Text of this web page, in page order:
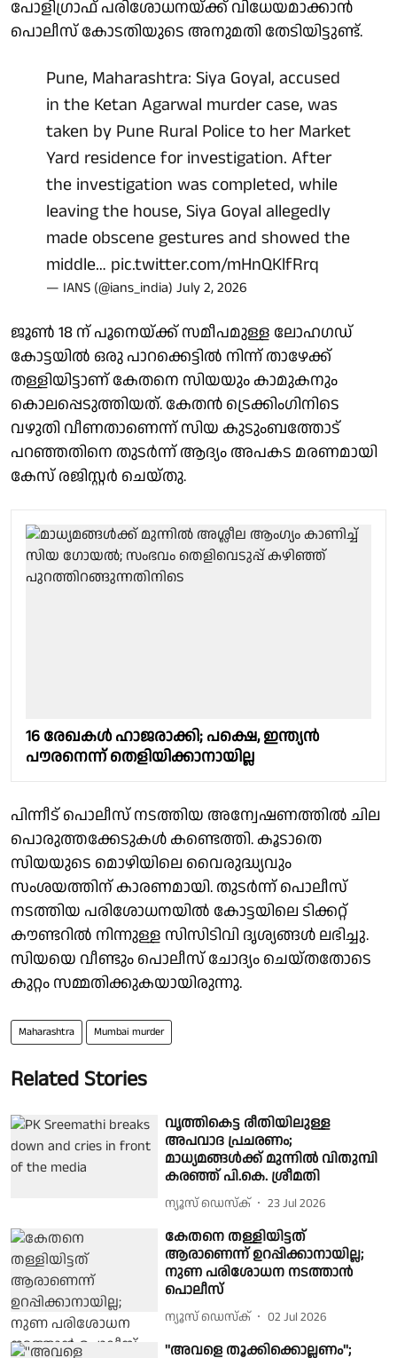
പോളിഗ്രാഫ് പരിശോധനയ്ക്ക് വിധേയമാക്കാന്‍
പൊലീസ് കോടതിയുടെ അനുമതി തേടിയിട്ടുണ്ട്.
Pune, Maharashtra: Siya Goyal, accused
in the Ketan Agarwal murder case, was
taken by Pune Rural Police to her Market
Yard residence for investigation. After
the investigation was completed, while
leaving the house, Siya Goyal allegedly
made obscene gestures and showed the
middle… pic.twitter.com/mHnQKlfRrq
— IANS (@ians_india) July 2, 2026
ജൂണ്‍ 18 ന് പൂനെയ്ക്ക് സമീപമുള്ള ലോഹഗഡ്
കോട്ടയില്‍ ഒരു പാറക്കെട്ടില്‍ നിന്ന് താഴേക്ക്
തള്ളിയിട്ടാണ് കേതനെ സിയയും കാമുകനും
കൊലപ്പെടുത്തിയത്. കേതന്‍ ട്രെക്കിംഗിനിടെ
വഴുതി വീണതാണെന്ന് സിയ കുടുംബത്തോട്
പറഞ്ഞതിനെ തുടര്‍ന്ന് ആദ്യം അപകട മരണമായി
കേസ് രജിസ്റ്റര്‍ ചെയ്തു.
16 രേഖകള്‍ ഹാജരാക്കി; പക്ഷെ, ഇന്ത്യന്‍
പൗരനെന്ന് തെളിയിക്കാനായില്ല
പിന്നീട് പൊലീസ് നടത്തിയ അന്വേഷണത്തില്‍ ചില
പൊരുത്തക്കേടുകള്‍ കണ്ടെത്തി. കൂടാതെ
സിയയുടെ മൊഴിയിലെ വൈരുദ്ധ്യവും
സംശയത്തിന് കാരണമായി. തുടര്‍ന്ന് പൊലീസ്
നടത്തിയ പരിശോധനയില്‍ കോട്ടയിലെ ടിക്കറ്റ്
കൗണ്ടറില്‍ നിന്നുള്ള സിസിടിവി ദൃശ്യങ്ങള്‍ ലഭിച്ചു.
സിയയെ വീണ്ടും പൊലീസ് ചോദ്യം ചെയ്തതോടെ
കുറ്റം സമ്മതിക്കുകയായിരുന്നു.
Maharashtra Mumbai murder
Related Stories
വൃത്തികെട്ട രീതിയിലുള്ള
അപവാദ പ്രചരണം;
മാധ്യമങ്ങൾക്ക് മുന്നിൽ വിതുമ്പി
കരഞ്ഞ് പി.കെ. ശ്രീമതി
ന്യൂസ് ഡെസ്ക് 23 Jul 2026
കേതനെ തള്ളിയിട്ടത്
ആരാണെന്ന് ഉറപ്പിക്കാനായില്ല;
നുണ പരിശോധന നടത്താന്‍
പൊലീസ്
ന്യൂസ് ഡെസ്ക് 02 Jul 2026
''അവളെ തൂക്കിക്കൊല്ലണം'';